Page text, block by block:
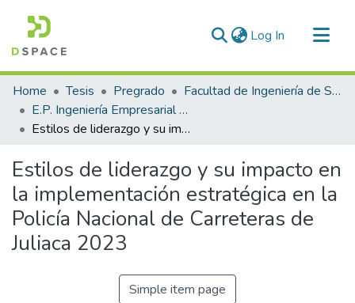
Log In (current)
Communities & Collections
All of DSpace
Statistics
Home Tesis Pregrado
Facultad de Ingeniería de Sistemas
E.P. Ingeniería Empresarial e Informática
Estilos de liderazgo y su impacto en la implementación estratégica en la Policía Nacional de Carreteras de Juliaca 2023
Estilos de liderazgo y su impacto en
la implementación estratégica en la
Policía Nacional de Carreteras de
Juliaca 2023
Simple item page